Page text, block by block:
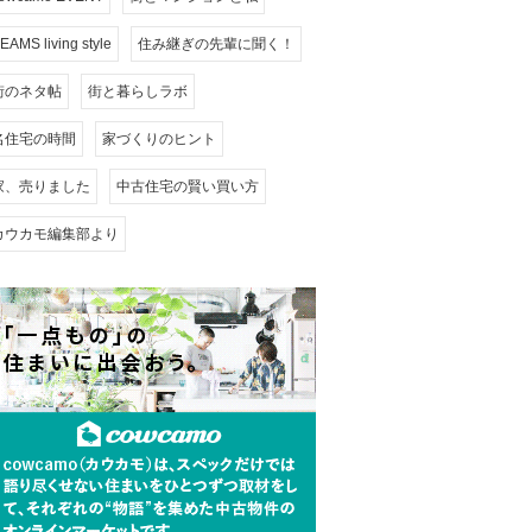
living style 住み継ぎの先輩に聞く！
のネタ帖 街と暮らしラボ
住宅の時間 家づくりのヒント
、売りました 中古住宅の賢い買い方
ウカモ編集部より